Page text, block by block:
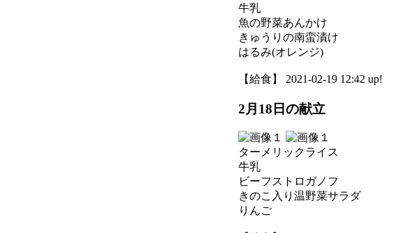
牛乳
魚の野菜あんかけ
きゅうりの南蛮漬け
はるみ(オレンジ)
【給食】 2021-02-19 12:42 up!
2月18日の献立
ターメリックライス
牛乳
ビーフストロガノフ
きのこ入り温野菜サラダ
りんご